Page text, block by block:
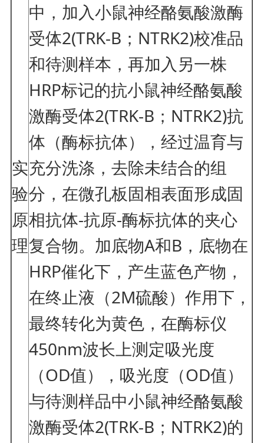
实
验
原
理
中，加入小鼠神经酪氨酸激酶
受体2(TRK-B；NTRK2)校准品
和待测样本，再加入另一株
HRP标记的抗小鼠神经酪氨酸
激酶受体2(TRK-B；NTRK2)抗
体（酶标抗体），经过温育与
充分洗涤，去除未结合的组
分，在微孔板固相表面形成固
相抗体-抗原-酶标抗体的夹心
复合物。加底物A和B，底物在
HRP催化下，产生蓝色产物，
在终止液（2M硫酸）作用下，
最终转化为黄色，在酶标仪
450nm波长上测定吸光度
（OD值），吸光度（OD值）
与待测样品中小鼠神经酪氨酸
激酶受体2(TRK-B；NTRK2)的